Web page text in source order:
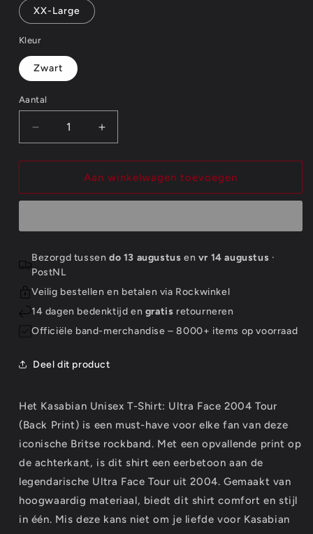
XX-Large
Kleur
Zwart
Aantal
Aantal
Aantal
verlagen
voor
Kasabian
Unisex
Ultra
Face
2004
Tour
(Back
Print)
Aantal
verhogen
voor
Kasabian
Unisex
Ultra
Face
2004
(Back
Print)
Aan winkelwagen toevoegen
Bezorgd tussen do 13 augustus en vr 14 augustus ·
PostNL
Veilig bestellen en betalen via Rockwinkel
14 dagen bedenktijd en gratis retourneren
Officiële band-merchandise – 8000+ items op voorraad
Deel dit product
Het Kasabian Unisex T-Shirt: Ultra Face 2004 Tour
(Back Print) is een must-have voor elke fan van deze
iconische Britse rockband. Met een opvallende print op
de achterkant, is dit shirt een eerbetoon aan de
legendarische Ultra Face Tour uit 2004. Gemaakt van
hoogwaardig materiaal, biedt dit shirt comfort en stijl
in één. Mis deze kans niet om je liefde voor Kasabian